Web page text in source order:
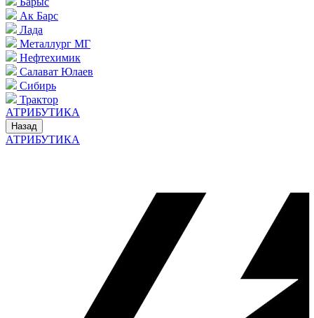
Ак Барс
Лада
Металлург МГ
Нефтехимик
Салават Юлаев
Сибирь
Трактор
АТРИБУТИКА
Назад
АТРИБУТИКА